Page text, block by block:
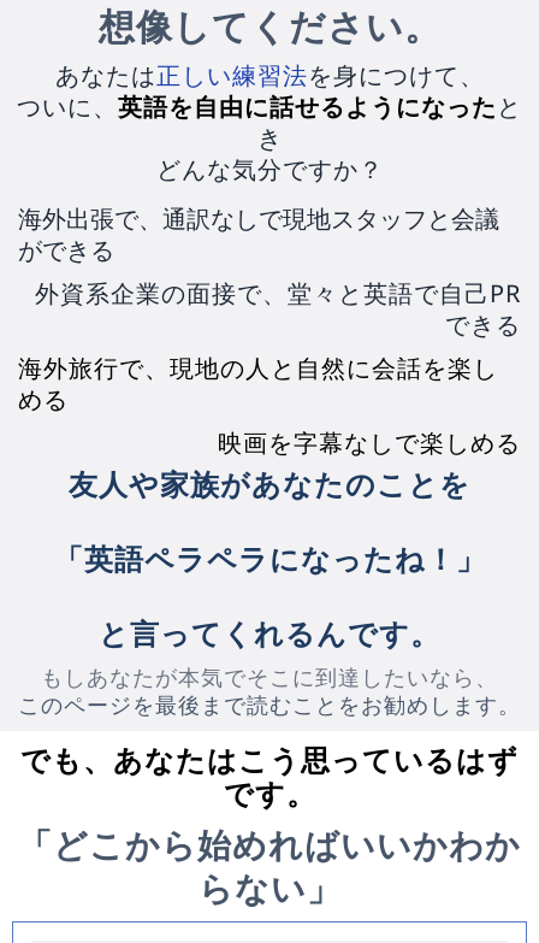
想像してください。
あなたは正しい練習法を身につけて、
ついに、 英語を自由に話せるようになったと
き
どんな気分ですか？
海外出張で、通訳なしで現地スタッフと会議
ができる
外資系企業の面接で、堂々と英語で自己PR
できる
海外旅行で、現地の人と自然に会話を楽し
める
映画を字幕なしで楽しめる
友人や家族があなたのことを
「英語ペラペラになったね！」
と言ってくれるんです。
もしあなたが本気でそこに到達したいなら、
このページを最後まで読むことをお勧めします。
でも、あなたはこう思っているはず
です。
「どこから始めればいいかわか
らない」